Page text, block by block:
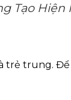
Tạo Hiện
trung. Để